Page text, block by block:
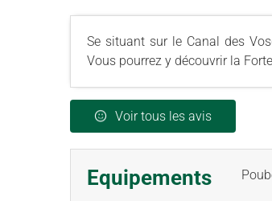
Se situant sur le Canal des
Vous pourrez y découvrir la
Voir tous les avis
Equipements